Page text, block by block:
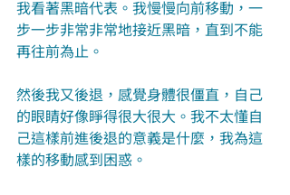
我看著黑暗代表。我慢慢向前移動，一
步一步非常非常地接近黑暗，直到不能
再往前為止。
然後我又後退，感覺身體很僵直，自己
的眼睛好像睜得很大很大。我不太懂自
己這樣前進後退的意義是什麼，我為這
樣的移動感到困惑。